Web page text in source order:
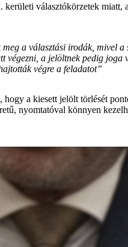
választókörzetek
a választási irodák, mivel
végezni, a jelöltnek pedig
végre a feladatot”
a kiesett jelölt törlését
nyomtatóval könnyen